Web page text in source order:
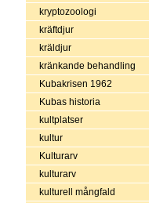
kryptozoologi
kräftdjur
kräldjur
kränkande behandling
Kubakrisen 1962
Kubas historia
kultplatser
kultur
Kulturarv
kulturarv
kulturell mångfald